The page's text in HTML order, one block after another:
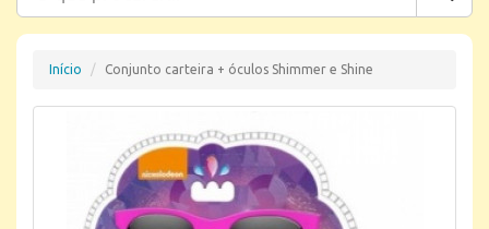
Início Conjunto carteira + óculos Shimmer e Shine